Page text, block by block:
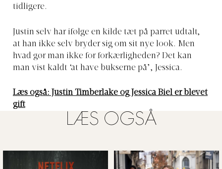
tidligere.
Justin selv har ifølge en kilde tæt på parret udtalt,
at han ikke selv bryder sig om sit nye look. Men
hvad gør man ikke for forkærligheden? Det kan
man vist kaldt ‘at have bukserne på’, Jessica.
Læs også: Justin Timberlake og Jessica Biel er blevet
gift
LÆS OGSÅ